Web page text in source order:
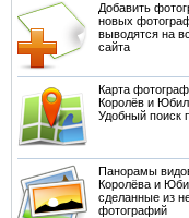
Добавить
новых
выводятся на
сайта
Карта
Королёв и
Удобный поиск
Панорамы
Королёва и
сделанные из
фотографий